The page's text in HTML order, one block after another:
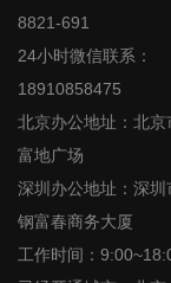
8821-691
24小时微信联系：
18910858475
北京办公地址：北京
富地广场
深圳办公地址：深圳
钢富春商务大厦
工作时间：